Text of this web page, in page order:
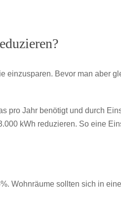
einzusparen. Bevor man aber
pro Jahr benötigt und durch
kWh reduzieren. So eine
Wohnräume sollten sich in